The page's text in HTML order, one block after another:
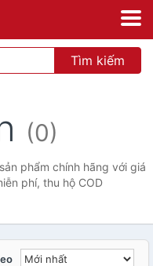
Tìm kiếm
(0)
phẩm chính hãng với giá
phí, thu hộ COD